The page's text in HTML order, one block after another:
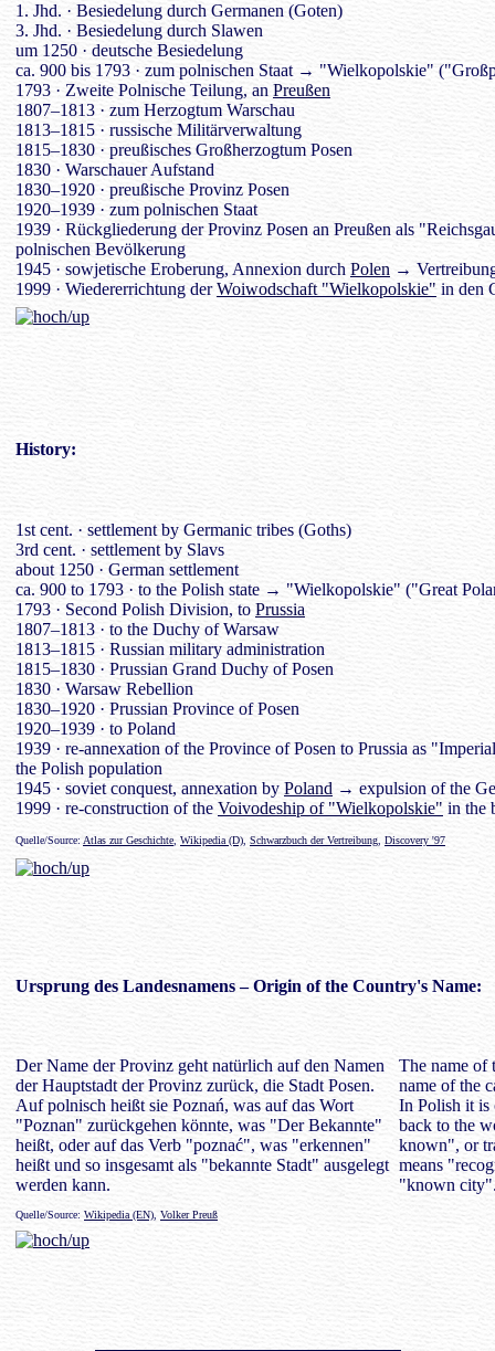
1. Jhd. · Besiedelung durch Germanen (Goten)
3. Jhd. · Besiedelung durch Slawen
um 1250 · deutsche Besiedelung
ca. 900 bis 1793 · zum polnischen Staat → "Wielkopolskie"
1793 · Zweite Polnische Teilung, an Preußen
1807–1813 · zum Herzogtum Warschau
1813–1815 · russische Militärverwaltung
1815–1830 · preußisches Großherzogtum Posen
1830 · Warschauer Aufstand
1830–1920 · preußische Provinz Posen
1920–1939 · zum polnischen Staat
1939 · Rückgliederung der Provinz Posen an Preußen als
polnischen Bevölkerung
1945 · sowjetische Eroberung, Annexion durch Polen →
1999 · Wiedererrichtung derWoiwodschaft "Wielkopolskie" in den
History:
1st cent. · settlement by Germanic tribes (Goths)
3rd cent. · settlement by Slavs
about 1250 · German settlement
ca. 900 to 1793 · to the Polish state → "Wielkopolskie" ("Great
1793 · Second Polish Division, to Prussia
1807–1813 · to the Duchy of Warsaw
1813–1815 · Russian military administration
1815–1830 · Prussian Grand Duchy of Posen
1830 · Warsaw Rebellion
1830–1920 · Prussian Province of Posen
1920–1939 · to Poland
1939 · re-annexation of the Province of Posen to Prussia as
the Polish population
1945 · soviet conquest, annexation by Poland → expulsion of the
1999 · re-construction of the Voivodeship of "Wielkopolskie" in the
Quelle/Source: Atlas zur Geschichte Wikipedia (D) Schwarzbuch der Vertreibung Discovery '97
Ursprung des Landesnamens– Origin of the Country's Name:
Der Name der Provinz geht natürlich auf den Namen
der Hauptstadt der Provinz zurück, die Stadt Posen.
Auf polnisch heißt sie Poznań, was auf das Wort
"Poznan" zurückgehen könnte, was "Der Bekannte"
heißt, oder auf das Verb "poznać", was "erkennen"
heißt und so insgesamt als "bekannte Stadt" ausgelegt
werden kann.
The name of
name of the
In Polish it is
back to the
known", or
means
"known
Quelle/Source: Wikipedia (EN) Volker Preuß